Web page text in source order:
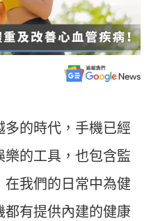
多的時代，手機已經
樂的工具，也包含監
在我們的日常中為健
都有提供內建的健康